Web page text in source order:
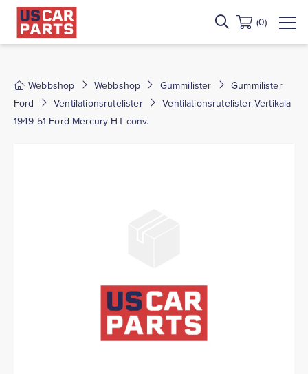
(0)
Webbshop Webbshop Gummilister
Gummilister
Ford
Ventilationsrutelister
Ventilationsrutelister Vertikala
1949-51 Ford Mercury HT conv.